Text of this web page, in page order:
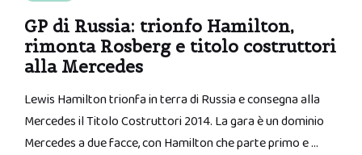
GP di Russia: trionfo Hamilton,
rimonta Rosberg e titolo costruttori
alla Mercedes
Lewis Hamilton trionfa in terra di Russia e consegna alla
Mercedes il Titolo Costruttori 2014. La gara è un dominio
Mercedes a due facce, con Hamilton che parte primo e …